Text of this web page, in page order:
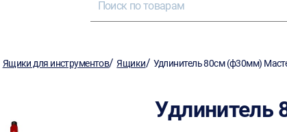
Ящики для инструментов/Ящики/ Удлинитель 80см (ф30мм)
Удлинитель